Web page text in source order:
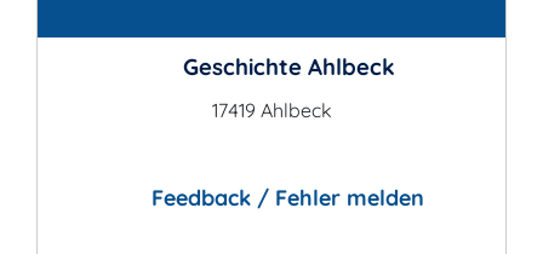
Geschichte Ahlbeck
17419 Ahlbeck
Feedback / Fehler melden